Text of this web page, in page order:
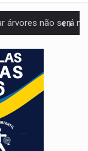
possível base secreta no satélite
destrói carro que era rebocado para oficina
moto na frente do bar
lança chamada para fortalecer
de urânio, mas produz pouco e
da Coca-Cola é